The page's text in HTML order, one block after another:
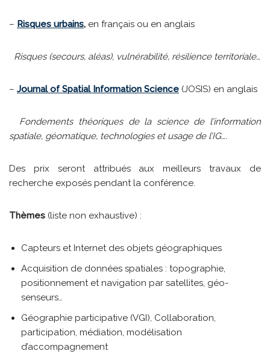
– Risques urbains, en français ou en anglais
Risques (secours, aléas), vulnérabilité, résilience territoriale…
– Journal of Spatial Information Science (JOSIS) en anglais
Fondements théoriques de la science de l’information
spatiale, géomatique, technologies et usage de l’IG….
Des prix seront attribués aux meilleurs travaux de
recherche exposés pendant la conférence.
Thèmes (liste non exhaustive) :
Capteurs et Internet des objets géographiques
Acquisition de données spatiales : topographie,
positionnement et navigation par satellites, géo-
senseurs…
Géographie participative (VGI), Collaboration,
participation, médiation, modélisation
d’accompagnement